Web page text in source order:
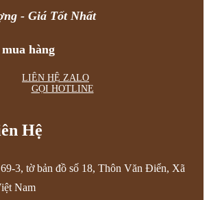
- Giá Tốt Nhất
hàng
LIÊN HỆ ZALO
GỌI HOTLINE
Hệ
3, tờ bản đồ số 18, Thôn Văn Điển, Xã
Nam